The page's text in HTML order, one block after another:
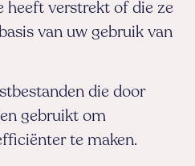
heeft verstrekt of die ze
van uw gebruik van
die door
gebruikt om
te maken.